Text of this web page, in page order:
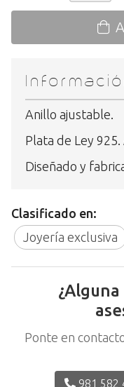
Anillo ajustable.
Plata de Ley
Diseñado y
Clasificado en:
Joyería exclusiva
¿Alguna
Ponte en
981 582